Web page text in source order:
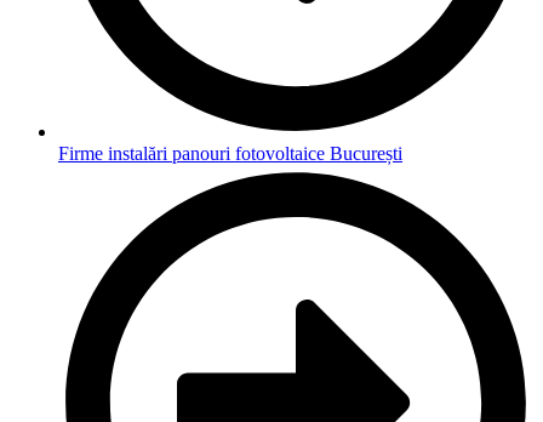
Firme instalări panouri fotovoltaice București